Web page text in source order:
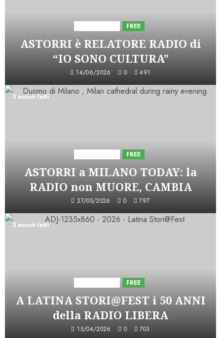
FREE
ASTORRI è RELATORE RADIO di
“IO SONO CULTURA”
14/06/2026 0 491
3 minuti letti
FREE
ASTORRI a MILANO TODAY: la
RADIO non MUORE, CAMBIA
27/05/2026 0 797
3 minuti letti
FREE
A LATINA STORI@FEST i 50 ANNI
della RADIO LIBERA
15/04/2026 0 703